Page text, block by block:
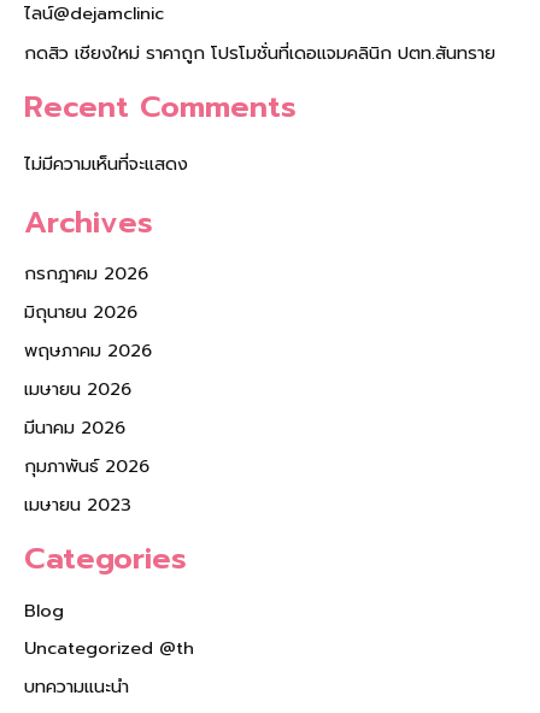
ไลน์@dejamclinic
กดสิว เชียงใหม่ ราคาถูก โปรโมชั่นที่เดอแจมคลินิก ปตท.สันทราย
Recent Comments
ไม่มีความเห็นที่จะแสดง
Archives
กรกฎาคม 2026
มิถุนายน 2026
พฤษภาคม 2026
เมษายน 2026
มีนาคม 2026
กุมภาพันธ์ 2026
เมษายน 2023
Categories
Blog
Uncategorized @th
บทความแนะนำ